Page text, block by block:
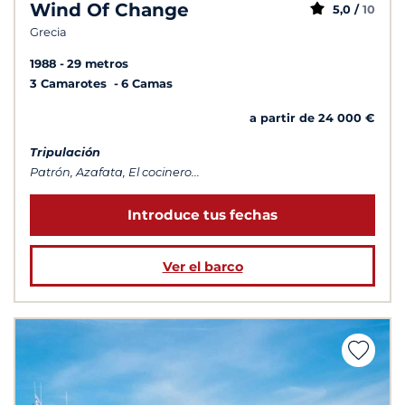
Wind Of Change
Grecia
5,0 / 10
1988
29 metros
3 Camarotes
6 Camas
a partir de 24 000 €
Tripulación
Patrón, Azafata, El cocinero...
Introduce tus fechas
Ver el barco